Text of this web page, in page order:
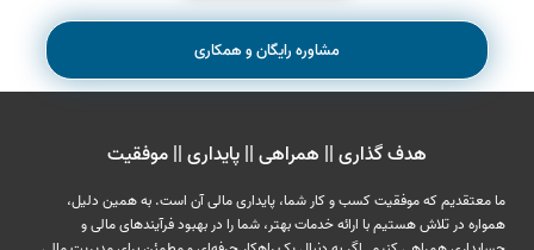
مشاوره رایگان و همکاری
هدف گذاری || همراهی || پایداری || موفقیت
ما معتقدیم که موفقیت کسب و کار شما، پایداری مالی آن است. به همین دلیل،
همواره در تلاش هستیم با ارائه خدمات بهتر، شما را در بهبود فرآیندهای مالی و